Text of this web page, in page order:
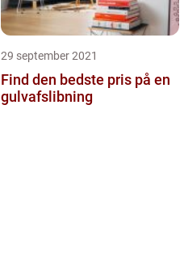
29 september 2021
Find den bedste pris på en
gulvafslibning